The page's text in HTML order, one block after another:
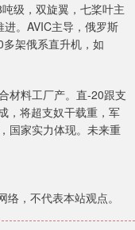
级，双旋翼，七桨叶主
。AVIC主导，俄罗斯
架俄系直升机，如
材料工厂产。直-20跟支
，将超支奴干载重，军
国家实力体现。未来重
，不代表本站观点。